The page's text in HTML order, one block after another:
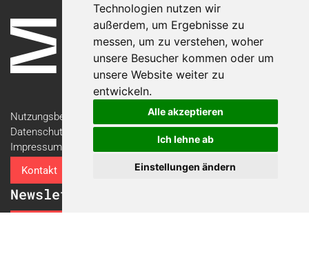
Technologien nutzen wir
außerdem, um Ergebnisse zu
messen, um zu verstehen, woher
unsere Besucher kommen oder um
unsere Website weiter zu
entwickeln.
Alle akzeptieren
Ich lehne ab
Einstellungen ändern
Nutzungsbedingungen
Datenschutzerklärung
Impressum
Kontakt
Newsletter